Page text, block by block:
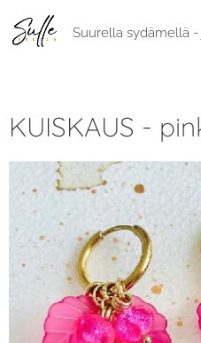
Suurella sydämellä
KUISKAUS -